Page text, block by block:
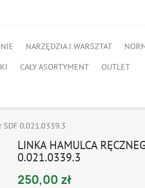
NARZĘDZIA I WARSZTAT
CAŁY ASORTYMENT OUTLET
0.021.0339.3
LINKA HAMULCA
0.021.0339.3
250,00 zł